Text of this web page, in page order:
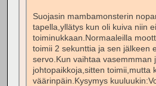
Suojasin mambamonsterin
tapella,yllätys kun oli kuiva niin
toiminukkaan.Normaaleilla
toimii 2 sekunttia ja sen jälkeen
servo.Kun vaihtaa vasemmman
johtopaikkoja,sitten toimii,mutta
väärinpäin.Kysymys